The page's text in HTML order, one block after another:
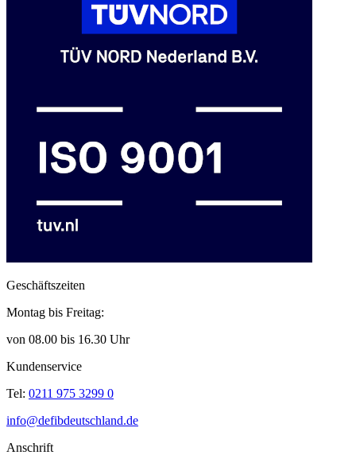
Geschäftszeiten
Montag bis Freitag:
von 08.00 bis 16.30 Uhr
Kundenservice
Tel: 0211 975 3299 0
info@defibdeutschland.de
Anschrift